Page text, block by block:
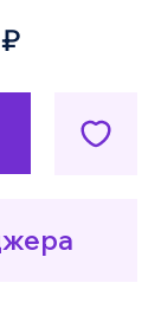
120 литров